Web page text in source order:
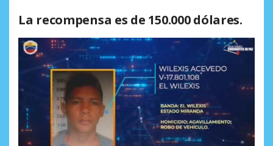
La recompensa es de 150.000 dólares.